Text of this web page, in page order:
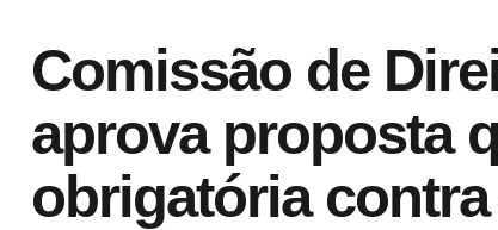
Comissão de
aprova proposta
obrigatória